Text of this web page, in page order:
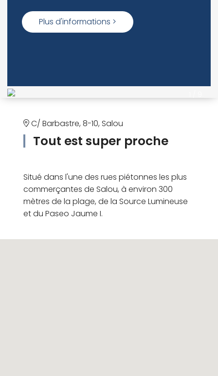
Plus d'informations >
C/ Barbastre, 8-10, Salou
Tout est super proche
Situé dans l'une des rues piétonnes les plus
commerçantes de Salou, à environ 300
mètres de la plage, de la Source Lumineuse
et du Paseo Jaume I.